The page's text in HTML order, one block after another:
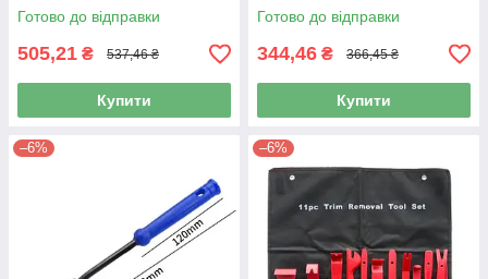
Готово до відправки
505,21 ₴ 537,46 ₴
Купити
Готово до відправки
344,46 ₴ 366,45 ₴
Купити
–6% –6%